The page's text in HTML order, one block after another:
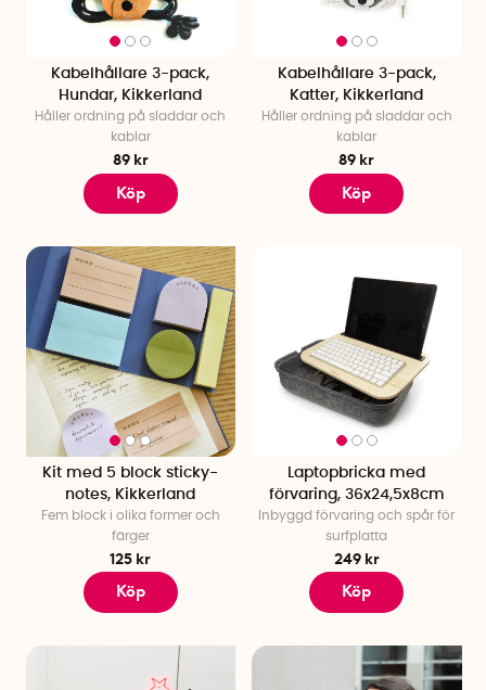
Kabelhållare 3-pack,
Hundar, Kikkerland
Håller ordning på sladdar och
kablar
89 kr
Köp
Kabelhållare 3-pack,
Katter, Kikkerland
Håller ordning på sladdar och
kablar
89 kr
Köp
Kit med 5 block sticky-
notes, Kikkerland
Fem block i olika former och
färger
125 kr
Köp
Laptopbricka med
förvaring, 36x24,5x8cm
Inbyggd förvaring och spår för
surfplatta
249 kr
Köp